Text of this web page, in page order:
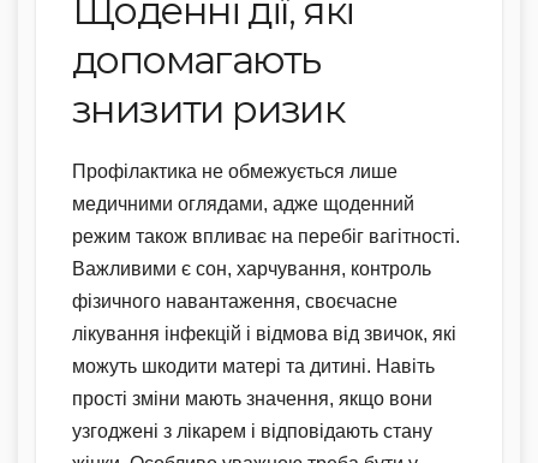
Щоденні дії, які
допомагають
знизити ризик
Профілактика не обмежується лише
медичними оглядами, адже щоденний
режим також впливає на перебіг вагітності.
Важливими є сон, харчування, контроль
фізичного навантаження, своєчасне
лікування інфекцій і відмова від звичок, які
можуть шкодити матері та дитині. Навіть
прості зміни мають значення, якщо вони
узгоджені з лікарем і відповідають стану